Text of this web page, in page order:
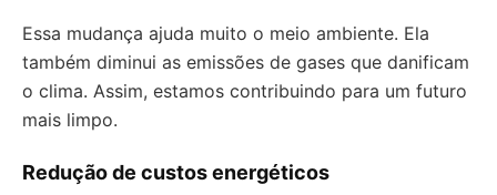
Essa mudança ajuda muito o meio ambiente. Ela
também diminui as emissões de gases que danificam
o clima. Assim, estamos contribuindo para um futuro
mais limpo.
Redução de custos energéticos